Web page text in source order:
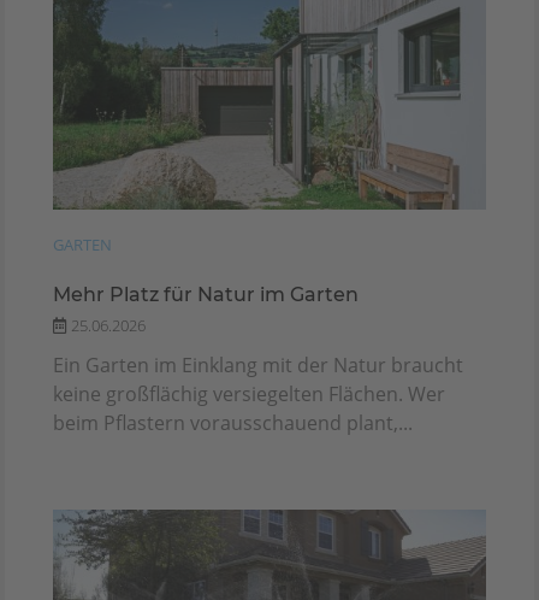
GARTEN
Mehr Platz für Natur im Garten
25.06.2026
Ein Garten im Einklang mit der Natur braucht
keine großflächig versiegelten Flächen. Wer
beim Pflastern vorausschauend plant,...